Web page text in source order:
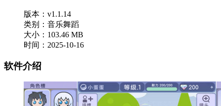
版本：v1.1.14
类别：音乐舞蹈
大小：103.46 MB
时间：2025-10-16
软件介绍